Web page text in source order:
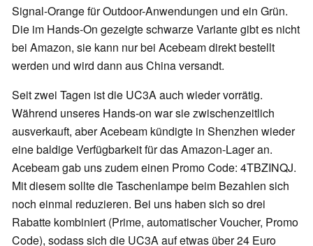
Signal-Orange für Outdoor-Anwendungen und ein Grün.
Die im Hands-On gezeigte schwarze Variante gibt es nicht
bei Amazon, sie kann nur bei Acebeam direkt bestellt
werden und wird dann aus China versandt.
Seit zwei Tagen ist die UC3A auch wieder vorrätig.
Während unseres Hands-on war sie zwischenzeitlich
ausverkauft, aber Acebeam kündigte in Shenzhen wieder
eine baldige Verfügbarkeit für das Amazon-Lager an.
Acebeam gab uns zudem einen Promo Code: 4TBZINQJ.
Mit diesem sollte die Taschenlampe beim Bezahlen sich
noch einmal reduzieren. Bei uns haben sich so drei
Rabatte kombiniert (Prime, automatischer Voucher, Promo
Code), sodass sich die UC3A auf etwas über 24 Euro